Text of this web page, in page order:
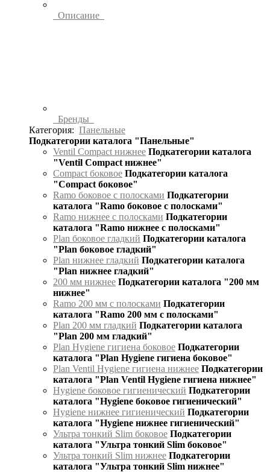
Описание
Бренды
Категория: Панельные
Подкатегории каталога "Панельные"
Ventil Compact нижнее Подкатегории каталога
"Ventil Compact нижнее"
Compact боковое Подкатегории каталога
"Compact боковое"
Ramo боковое с полосками Подкатегории
каталога "Ramo боковое с полосками"
Ramo нижнее с полосками Подкатегории
каталога "Ramo нижнее с полосками"
Plan боковое гладкий Подкатегории каталога
"Plan боковое гладкий"
Plan нижнее гладкий Подкатегории каталога
"Plan нижнее гладкий"
200 мм нижнее Подкатегории каталога "200 мм
нижнее"
Ramo 200 мм с полосками Подкатегории
каталога "Ramo 200 мм с полосками"
Plan 200 мм гладкий Подкатегории каталога
"Plan 200 мм гладкий"
Plan Hygiene гигиена боковое Подкатегории
каталога "Plan Hygiene гигиена боковое"
Plan Ventil Hygiene гигиена нижнее Подкатегории
каталога "Plan Ventil Hygiene гигиена нижнее"
Hygiene боковое гигиенический Подкатегории
каталога "Hygiene боковое гигиенический"
Hygiene нижнее гигиенический Подкатегории
каталога "Hygiene нижнее гигиенический"
Ультра тонкий Slim боковое Подкатегории
каталога "Ультра тонкий Slim боковое"
Ультра тонкий Slim нижнее Подкатегории
каталога "Ультра тонкий Slim нижнее"